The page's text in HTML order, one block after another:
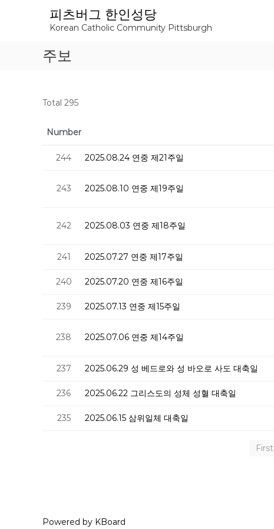
피츠버그 한인성당
Korean Catholic Community Pittsburgh
주보
Total 295
Number
244 2025.08.24 연중 제21주일
243 2025.08.10 연중 제19주일
242 2025.08.03 연중 제18주일
241 2025.07.27 연중 제17주일
240 2025.07.20 연중 제16주일
239 2025.07.13 연중 제15주일
238 2025.07.06 연중 제14주일
237 2025.06.29 성 베드로와 성 바오로 사도 대축일
236 2025.06.22 그리스도의 성체 성혈 대축일
235 2025.06.15 삼위일체 대축일
First
Powered by KBoard